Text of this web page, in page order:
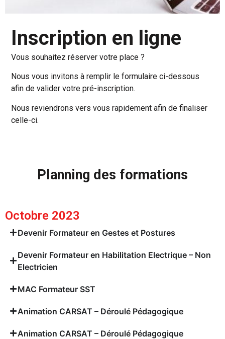
Inscription en ligne
Vous souhaitez réserver votre place ?
Nous vous invitons à remplir le formulaire ci-dessous
afin de valider votre pré-inscription.
Nous reviendrons vers vous rapidement afin de finaliser
celle-ci.
Planning des formations
Octobre 2023
Devenir Formateur en Gestes et Postures
Devenir Formateur en Habilitation Electrique – Non
Electricien
MAC Formateur SST
Animation CARSAT – Déroulé Pédagogique
Animation CARSAT – Déroulé Pédagogique